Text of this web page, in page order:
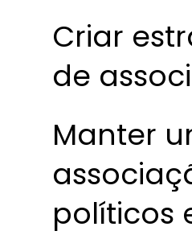
Criar
de
Manter
políticos